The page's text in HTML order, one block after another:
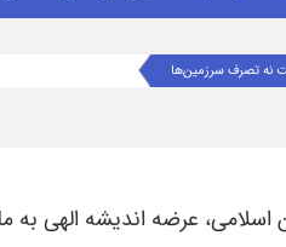
نه تصرف سرزمین‌ها
اسلامی، عرضه اندیشه الهی